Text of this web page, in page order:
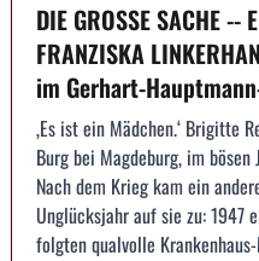
DIE GROSSE SACHE
FRANZISKA
im Gerhart-
‚Es ist ein Mädchen.‘ Brigitte
Burg bei Magdeburg, im
Nach dem Krieg kam ein
Unglücksjahr auf sie zu: 1947
folgten qualvolle